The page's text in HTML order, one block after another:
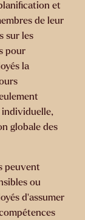
et
de leur
sur les
pour
la
globale des
peuvent
ou
d'assumer